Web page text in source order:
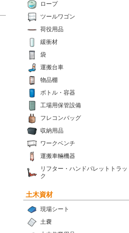
ロープ
ツールワゴン
荷役用品
緩衝材
袋
運搬台車
物品棚
ボトル・容器
工場用保管設備
フレコンバッグ
収納用品
ワークベンチ
運搬車輛機器
リフター・ハンドパレットトラッ
ク
土木資材
現場シート
土嚢